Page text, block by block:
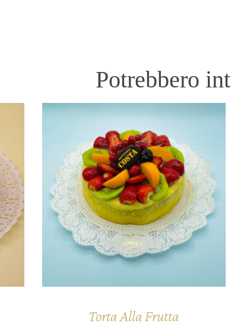
Potrebbero
Torta Alla Frutta